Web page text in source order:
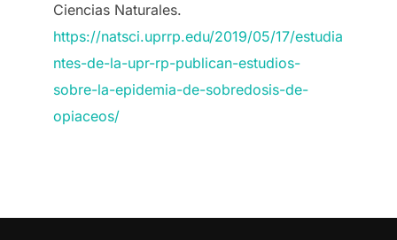
Ciencias Naturales.
https://natsci.uprrp.edu/2019/05/17/estudia
ntes-de-la-upr-rp-publican-estudios-
sobre-la-epidemia-de-sobredosis-de-
opiaceos/